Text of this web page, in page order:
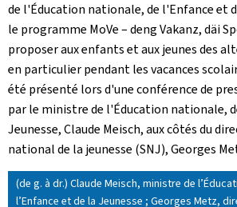
de l'Éducation nationale, de l'Enfance et
le programme MoVe–deng Vakanz, däi
proposer aux enfants et aux jeunes des
en particulier pendant les vacances
été présenté lors d'une conférence de
par le ministre de l'Éducation nationale,
Jeunesse, Claude Meisch, aux côtés du
national de la jeunesse (SNJ), Georges
(de g. à dr.) Claude Meisch, ministre de
l’Enfance et de la Jeunesse ; Georges Metz,